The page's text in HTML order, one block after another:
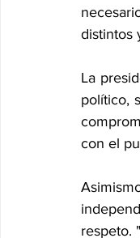
distintos
La
político,
con el
respeto.